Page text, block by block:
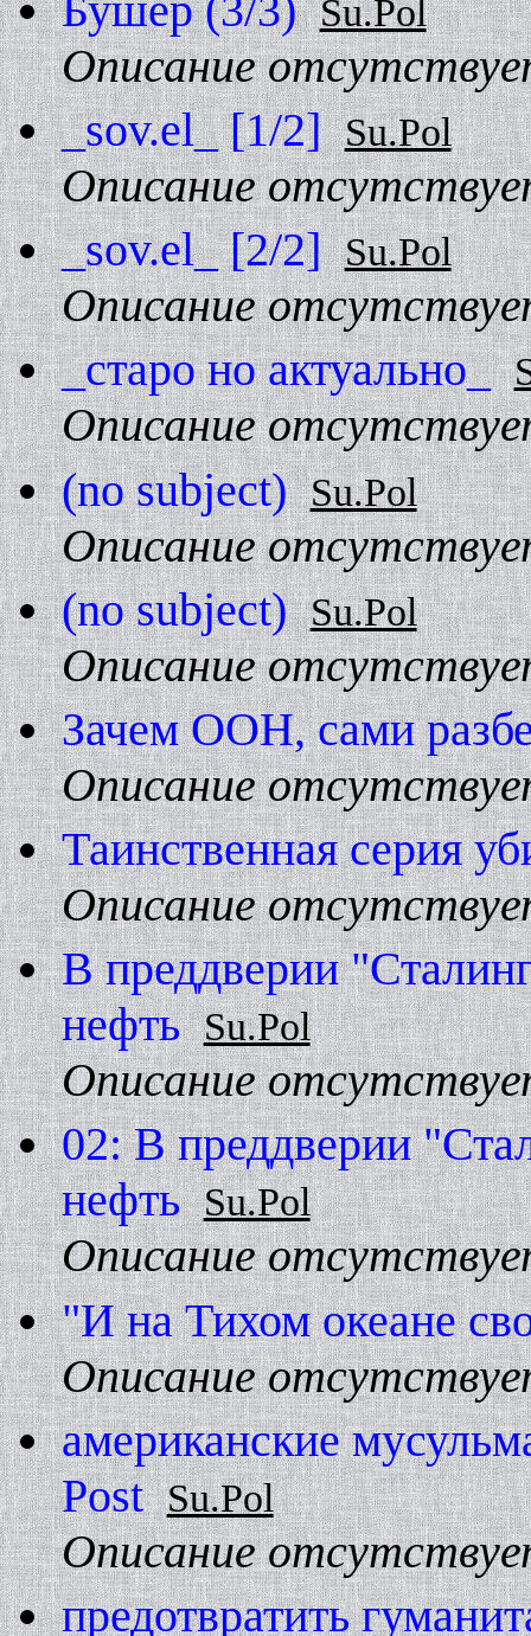
Su.Pol
Описание
_sov.el_ [1/2] Su.Pol
Описание
_sov.el_ [2/2] Su.Pol
Описание
_старо но актуально_
Описание
(no subject) Su.Pol
Описание
(no subject) Su.Pol
Описание
Зачем ООH, сами
Описание
Таинственная серия
Описание
В преддверии
нефть Su.Pol
Описание
02: В преддверии
нефть Su.Pol
Описание
"И на Тихом океане
Описание
американские
Post Su.Pol
Описание
предотвратить